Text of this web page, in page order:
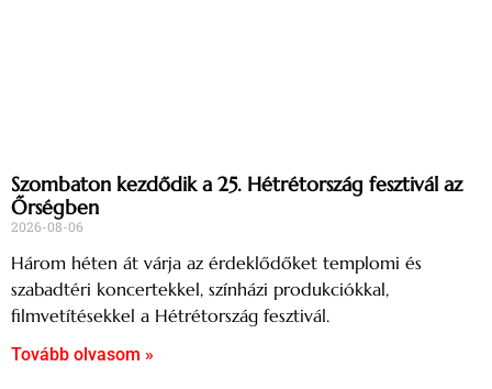
Szombaton kezdődik a 25. Hétrétország fesztivál az
Őrségben
2026-08-06
Három héten át várja az érdeklődőket templomi és
szabadtéri koncertekkel, színházi produkciókkal,
filmvetítésekkel a Hétrétország fesztivál.
Tovább olvasom »